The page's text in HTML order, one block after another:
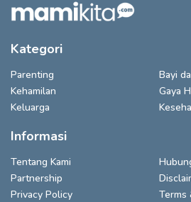
Kategori
Parenting
Bayi
Kehamilan
Gaya
Keluarga
Informasi
Tentang Kami
Partnership
Privacy Policy
Terms